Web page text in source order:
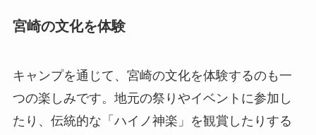
宮崎の文化を体験
キャンプを通じて、宮崎の文化を体験するのも一
つの楽しみです。地元の祭りやイベントに参加し
たり、伝統的な「ハイノ神楽」を観賞したりする